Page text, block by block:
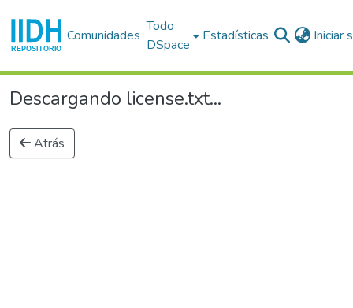
Comunidades
Todo
DSpace
Estadísticas Iniciar
Descargando license.txt...
Atrás